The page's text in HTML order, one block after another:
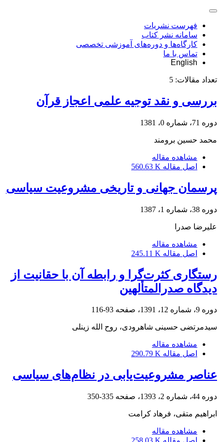
فهرست نشریات
سامانه نشر کتاب
کارگاه‌ها و دوره‌های آموزشی تخصصی
تماس با ما
English
تعداد مقالات: 5
بررسی و نقد توجیه علمی اعجاز قرآن
دوره 71، شماره 0، 1381
محمد حسین برومند
مشاهده مقاله
اصل مقاله 560.63 K
پرسمان جهانی و تاریخی مشروعیت سیاسی
دوره 38، شماره 1، 1387
علیرضا صدرا
مشاهده مقاله
اصل مقاله 245.11 K
رستگاری کثرت‌گرا و رابطه آن با حقانیت از
دیدگاه صدرالمتألهین
دوره 9، شماره 12، 1391، صفحه 93-116
سیدمرتضی حسینی شاهرودی، روح الله زینلی
مشاهده مقاله
اصل مقاله 290.79 K
عناصر مشروعیت‌یابی در نظام‌های سیاسی
دوره 44، شماره 2، 1393، صفحه 335-350
ابراهیم متقی، فرهاد کرامت
مشاهده مقاله